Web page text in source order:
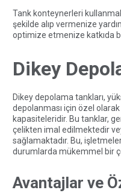
Tank konteynerleri
şekilde alıp vermenize
optimize etmenize katkıda
Dikey
Dikey depolama tankları,
depolanması için özel
kapasiteleridir. Bu tanklar,
çelikten imal edilmektedir
sağlamaktadır. Bu,
durumlarda mükemmel bir
Avantajlar ve